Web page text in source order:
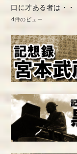
口に才ある者は・・
4件のビュー